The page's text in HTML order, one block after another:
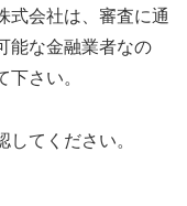
式会社は、審査に通
能な金融業者なの
さい。
てください。